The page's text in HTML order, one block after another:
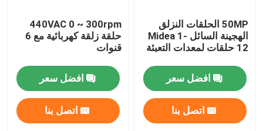
50MP الحلقات النزلق
الهجينة السائل Midea 1-
12 حلقات لمعدات التعبئة
افضل سعر
اتصل بنا
440VAC 0 ~ 300rpm
حلقة زلقة كهربائية مع 6
قنوات
افضل سعر
اتصل بنا